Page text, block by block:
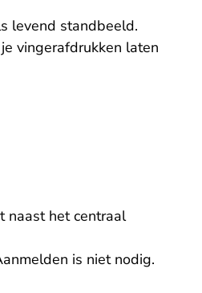
levend standbeeld.
vingerafdrukken laten
naast het centraal
is niet nodig.